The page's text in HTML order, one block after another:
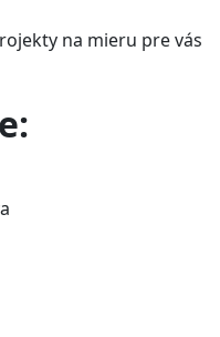
na mieru pre vás